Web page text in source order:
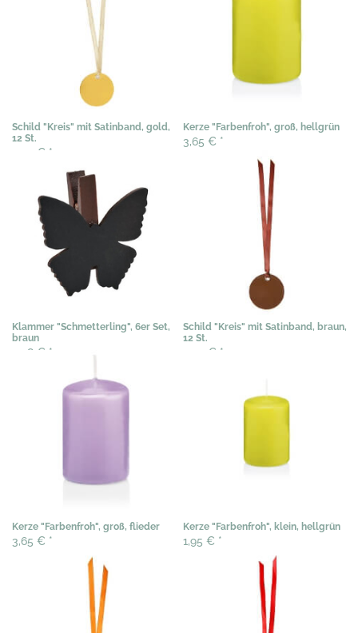
Schild "Kreis" mit Satinband, gold,
12 St.
3,54 € *
Kerze "Farbenfroh", groß, hellgrün
3,65 € *
Klammer "Schmetterling", 6er Set,
braun
3,58 € *
Schild "Kreis" mit Satinband, braun,
12 St.
3,54 € *
Kerze "Farbenfroh", groß, flieder
3,65 € *
Kerze "Farbenfroh", klein, hellgrün
1,95 € *